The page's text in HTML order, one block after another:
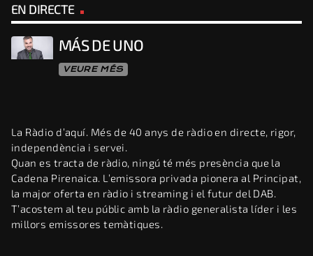
EN DIRECTE
MÁS DE UNO
VEURE MÉS
La Ràdio d’aquí. Més de 40 anys de ràdio en directe, rigor,
independència i servei.
Quan es tracta de ràdio, ningú té més presència que la
Cadena Pirenaica. L’emissora privada pionera al Principat,
la major oferta en ràdio i streaming i el futur del DAB.
T’acostem al teu públic amb la ràdio generalista líder i les
millors emissores temàtiques.